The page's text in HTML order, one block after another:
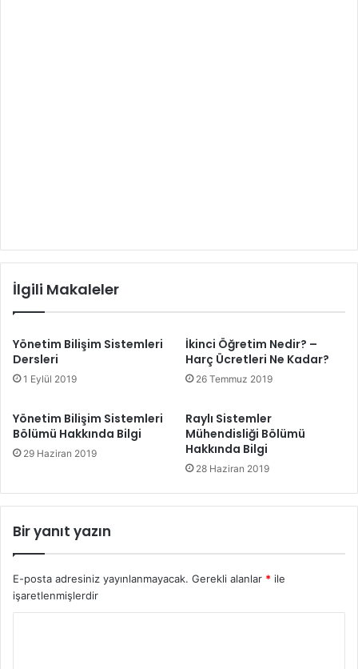
İlgili Makaleler
Yönetim Bilişim Sistemleri
Dersleri
1 Eylül 2019
İkinci Öğretim Nedir? –
Harç Ücretleri Ne Kadar?
26 Temmuz 2019
Yönetim Bilişim Sistemleri
Bölümü Hakkında Bilgi
29 Haziran 2019
Raylı Sistemler
Mühendisliği Bölümü
Hakkında Bilgi
28 Haziran 2019
Bir yanıt yazın
E-posta adresiniz yayınlanmayacak. Gerekli alanlar * ile
işaretlenmişlerdir